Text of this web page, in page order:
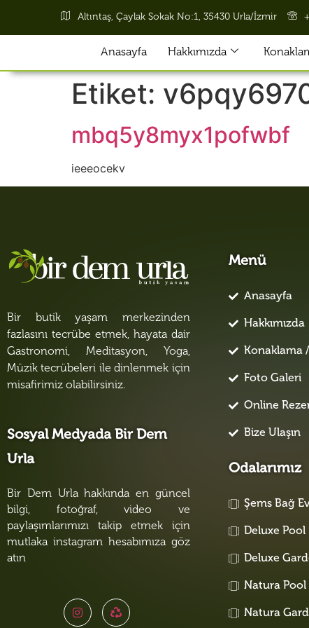
Altıntaş, Çaylak Sokak No:1, 35430 Urla/İzmir
Anasayfa Hakkımızda
Etiket:
mbq5y8myx1pofwbf
ieeeocekv
Bir butik yaşam merkezinden
fazlasını tecrübe etmek, hayata dair
Gastronomi, Meditasyon, Yoga,
Müzik tecrübeleri ile dinlenmek için
misafirimiz olabilirsiniz.
Sosyal Medyada Bir Dem
Urla
Bir Dem Urla hakkında en güncel
bilgi, fotoğraf, video ve
paylaşımlarımızı takip etmek için
mutlaka instagram hesabımıza göz
atın
Menü
Anasayfa
Hakkımızda
Konaklama
Foto Galeri
Online
Bize Ulaşın
Odalarımız
Şems Bağ
Deluxe Pool
Deluxe
Natura Pool
Natura